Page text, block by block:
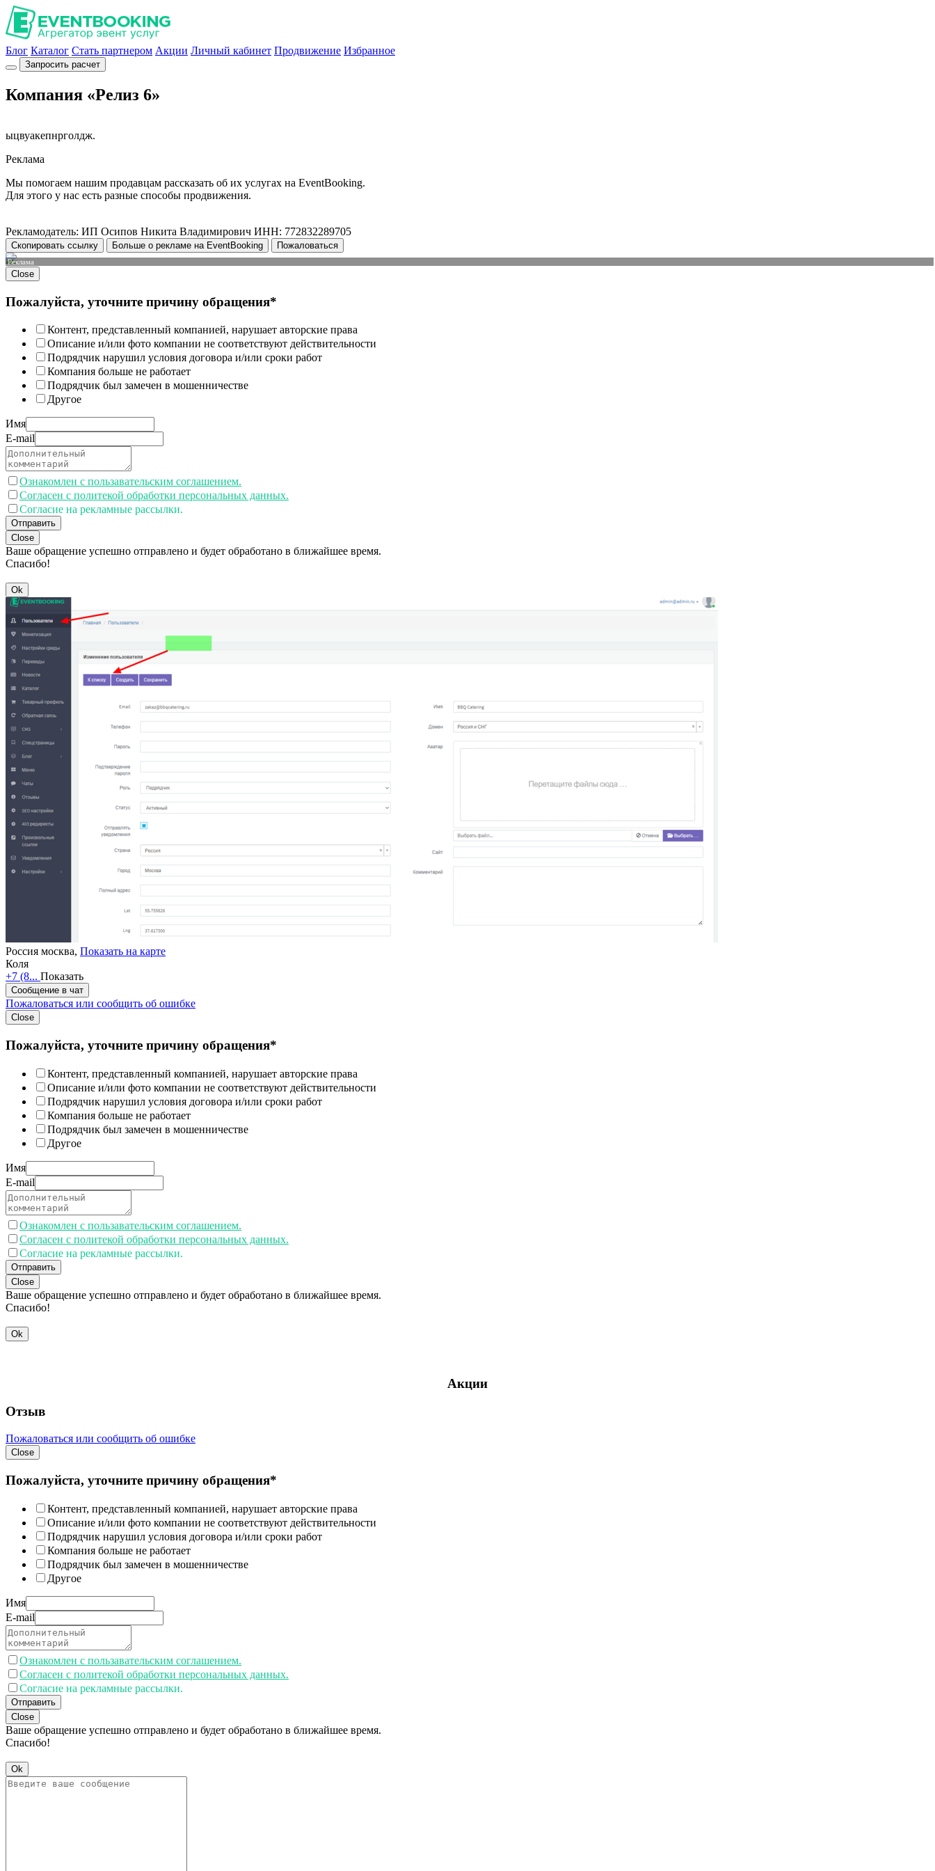
Блог Каталог Стать партнером Акции Личный кабинет Продвижение Избранное
Запросить расчет
Компания «Релиз 6»
ыцвуакепнрголдж.
Реклама
Мы помогаем нашим продавцам рассказать об их услугах на EventBooking.
Для этого у нас есть разные способы продвижения.
Рекламодатель: ИП Осипов Никита Владимирович ИНН: 772832289705
Скопировать ссылку Больше о рекламе на EventBooking Пожаловаться
Реклама
Close
Пожалуйста, уточните причину обращения*
Контент, представленный компанией, нарушает авторские права
Описание и/или фото компании не соответствуют действительности
Подрядчик нарушил условия договора и/или сроки работ
Компания больше не работает
Подрядчик был замечен в мошенничестве
Другое
Имя
E-mail
Ознакомлен с пользавательским соглашением.
Согласен с политекой обработки персональных данных.
Согласие на рекламные рассылки.
Отправить
Close
Ваше обращение успешно отправлено и будет обработано в ближайшее время.
Спасибо!
Ok
Россия москва, Показать на карте
Коля
+7 (8... Показать
Сообщение в чат
Пожаловаться или сообщить об ошибке
Close
Пожалуйста, уточните причину обращения*
Контент, представленный компанией, нарушает авторские права
Описание и/или фото компании не соответствуют действительности
Подрядчик нарушил условия договора и/или сроки работ
Компания больше не работает
Подрядчик был замечен в мошенничестве
Другое
Имя
E-mail
Ознакомлен с пользавательским соглашением.
Согласен с политекой обработки персональных данных.
Согласие на рекламные рассылки.
Отправить
Close
Ваше обращение успешно отправлено и будет обработано в ближайшее время.
Спасибо!
Ok
Акции
Отзыв
Пожаловаться или сообщить об ошибке
Close
Пожалуйста, уточните причину обращения*
Контент, представленный компанией, нарушает авторские права
Описание и/или фото компании не соответствуют действительности
Подрядчик нарушил условия договора и/или сроки работ
Компания больше не работает
Подрядчик был замечен в мошенничестве
Другое
Имя
E-mail
Ознакомлен с пользавательским соглашением.
Согласен с политекой обработки персональных данных.
Согласие на рекламные рассылки.
Отправить
Close
Ваше обращение успешно отправлено и будет обработано в ближайшее время.
Спасибо!
Ok